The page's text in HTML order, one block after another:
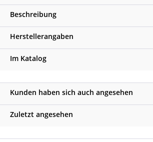
Beschreibung
Herstellerangaben
Im Katalog
Kunden haben sich auch angesehen
Zuletzt angesehen